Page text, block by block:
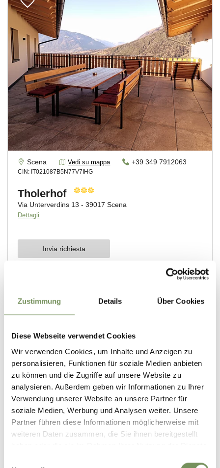
Zustimmung Details Über Cookies
Diese Webseite verwendet Cookies
Wir verwenden Cookies, um Inhalte und Anzeigen zu
personalisieren, Funktionen für soziale Medien anbieten
zu können und die Zugriffe auf unsere Website zu
analysieren. Außerdem geben wir Informationen zu Ihrer
Verwendung unserer Website an unsere Partner für
soziale Medien, Werbung und Analysen weiter. Unsere
Partner führen diese Informationen möglicherweise mit
weiteren Daten zusammen, die Sie ihnen bereitgestellt